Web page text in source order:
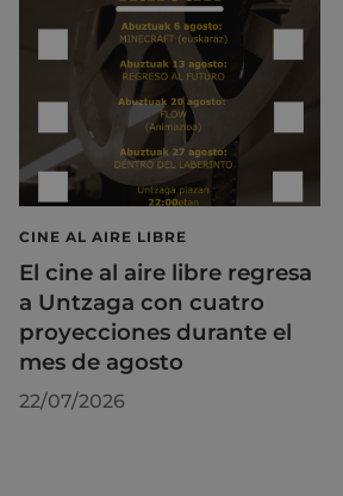
CINE AL AIRE LIBRE
El cine al aire libre regresa
a Untzaga con cuatro
proyecciones durante el
mes de agosto
22/07/2026